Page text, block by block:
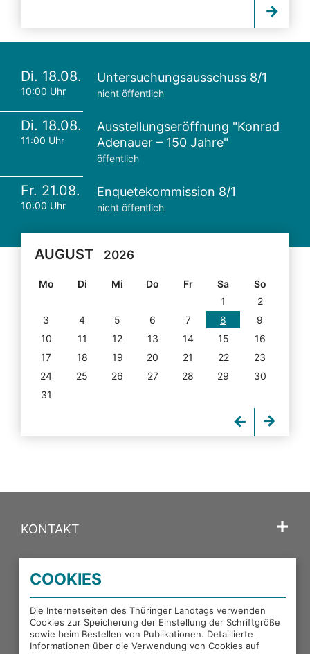
Di. 18.08.
10:00 Uhr
Untersuchungsausschuss 8/1
nicht öffentlich
Di. 18.08.
11:00 Uhr
Ausstellungseröffnung "Konrad
Adenauer – 150 Jahre"
öffentlich
Fr. 21.08.
10:00 Uhr
Enquetekommission 8/1
nicht öffentlich
AUGUST 2026
Mo Di Mi Do Fr Sa
So
1
2
3
4 5 6 7 8
9
10
11 12 13 14 15
16
17
18 19 20 21 22
23
24
25 26 27 28 29
30
31
KONTAKT
PORTALE DES THÜRINGER LANDTAGS
EXTERNE LINKS
COOKIES
Die Internetseiten des Thüringer Landtags verwenden
Cookies zur Speicherung der Einstellung der Schriftgröße
sowie beim Bestellen von Publikationen. Detaillierte
Informationen über die Verwendung von Cookies auf